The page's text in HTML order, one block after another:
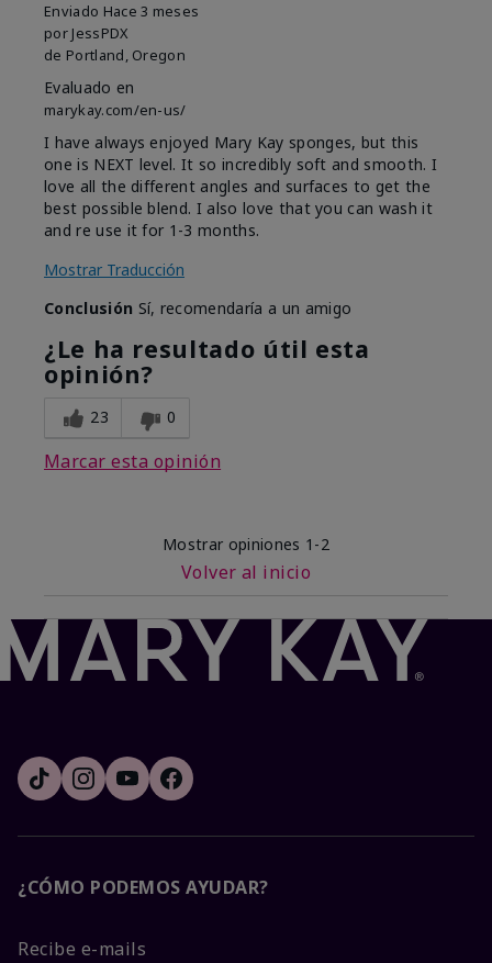
Enviado Hace 3 meses
por JessPDX
de Portland, Oregon
Evaluado en
marykay.com/en-us/
I have always enjoyed Mary Kay sponges, but this
one is NEXT level. It so incredibly soft and smooth. I
love all the different angles and surfaces to get the
best possible blend. I also love that you can wash it
and re use it for 1-3 months.
Mostrar Traducción
Conclusión Sí, recomendaría a un amigo
¿Le ha resultado útil esta
opinión?
23 0
Marcar esta opinión
Mostrar opiniones 1-2
Volver al inicio
¿CÓMO PODEMOS AYUDAR?
Recibe e-mails